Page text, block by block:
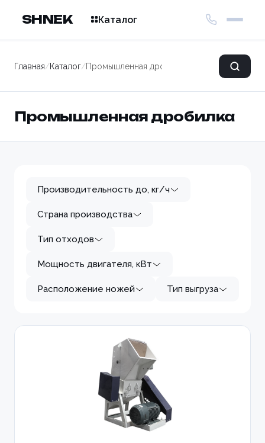
SHNEK Каталог
Главная/Каталог/Промышленная дробилка
Промышленная дробилка
Производительность до, кг/ч
Страна производства
Тип отходов
Мощность двигателя, кВт
Расположение ножей Тип выгруза